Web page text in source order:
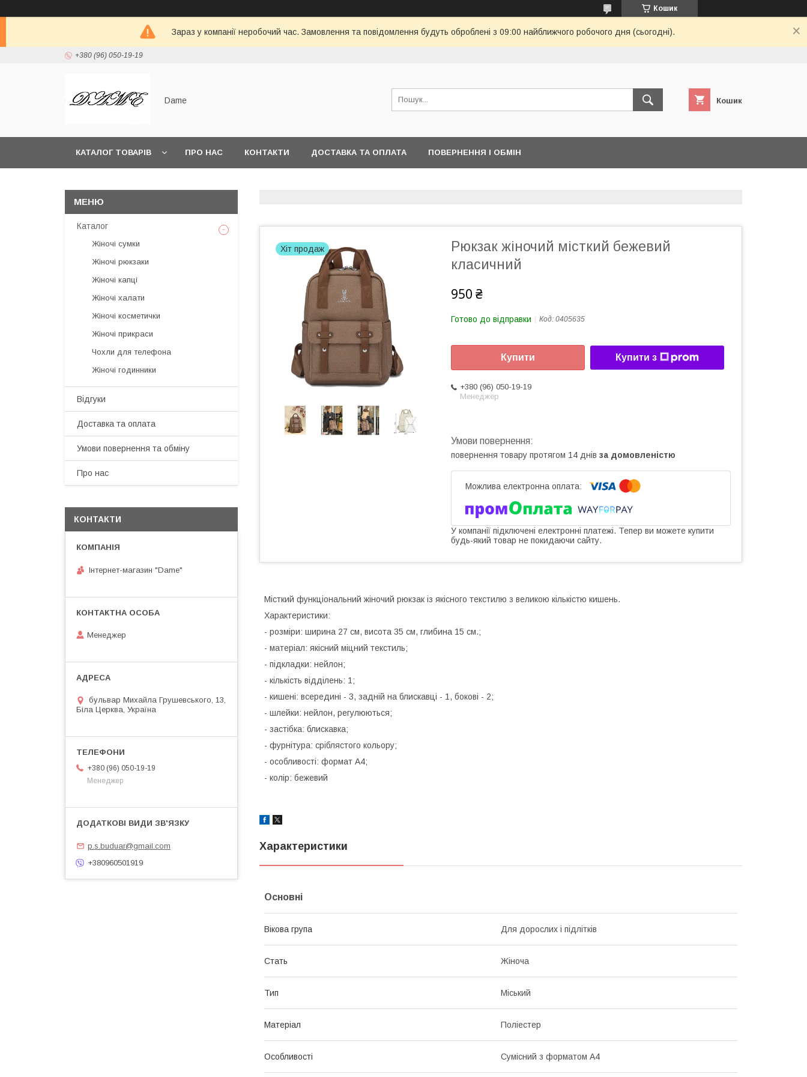
Кошик
Зараз у компанії неробочий час. Замовлення та повідомлення будуть оброблені з 09:00 найближчого робочого дня (сьогодні).
+380 (96) 050-19-19
Dame Кошик
КАТАЛОГ ТОВАРІВ ПРО НАС КОНТАКТИ ДОСТАВКА ТА ОПЛАТА ПОВЕРНЕННЯ І ОБМІН
Хіт продаж
Рюкзак жіночий місткий бежевий
класичний
950 ₴
Готово до відправки Код: 0405635
Купити Купити з
+380 (96) 050-19-19
Менеджер
повернення товару протягом 14 днів за домовленістю
У компанії підключені електронні платежі. Тепер ви можете купити
будь-який товар не покидаючи сайту.
Місткий функціональний жіночий рюкзак із якісного текстилю з великою кількістю кишень.
Характеристики:
- розміри: ширина 27 см, висота 35 см, глибина 15 см.;
- матеріал: якісний міцний текстиль;
- підкладки: нейлон;
- кількість відділень: 1;
- кишені: всередині - 3, задній на блискавці - 1, бокові - 2;
- шлейки: нейлон, регулюються;
- застібка: блискавка;
- фурнітура: сріблястого кольору;
- особливості: формат А4;
- колір: бежевий
Характеристики
Основні
Вікова група Для дорослих і підлітків
Стать Жіноча
Тип Міський
Матеріал Поліестер
Особливості Сумісний з форматом А4
Каталог
Жіночі сумки
Жіночі рюкзаки
Жіночі капці
Жіночі халати
Жіночі косметички
Жіночі прикраси
Чохли для телефона
Жіночі годинники
Відгуки
Доставка та оплата
Умови повернення та обміну
Про нас
КОНТАКТИ
Інтернет-магазин "Dame"
Менеджер
бульвар Михайла Грушевського, 13,
Біла Церква, Україна
+380 (96) 050-19-19
Менеджер
p.s.buduar@gmail.com
+380960501919